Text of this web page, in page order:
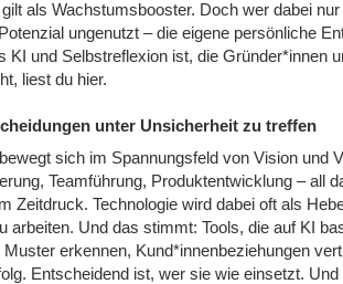
als Wachstumsbooster. Doch wer dabei
ungenutzt – die eigene persönliche
KI und Selbstreflexion ist, die Gründer*innen
liest du hier.
unter Unsicherheit zu treffen
sich im Spannungsfeld von Vision und
Teamführung, Produktentwicklung – all
Zeitdruck. Technologie wird dabei oft als
arbeiten. Und das stimmt: Tools, die auf KI
erkennen, Kund*innenbeziehungen
Entscheidend ist, wer sie wie einsetzt.